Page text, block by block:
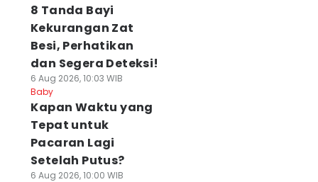
8 Tanda Bayi
Kekurangan Zat
Besi, Perhatikan
dan Segera Deteksi!
6 Aug 2026, 10:03 WIB
Baby
⁠Kapan Waktu yang
Tepat untuk
Pacaran Lagi
Setelah Putus?
6 Aug 2026, 10:00 WIB